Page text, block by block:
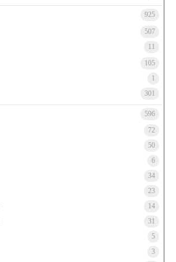
925
507
11
105
1
301
596
72
50
6
34
23
14
31
5
3